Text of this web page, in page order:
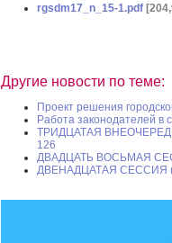
rgsdm17_n_15-1.pdf
Другие новости по теме:
Проект решения
Работа законодателей в
ТРИДЦАТАЯ
126
ДВАДЦАТЬ ВОСЬМАЯ
ДВЕНАДЦАТАЯ СЕССИЯ